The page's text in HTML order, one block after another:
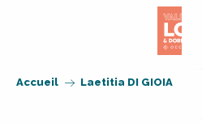
Accueil Laetitia DI GIOIA